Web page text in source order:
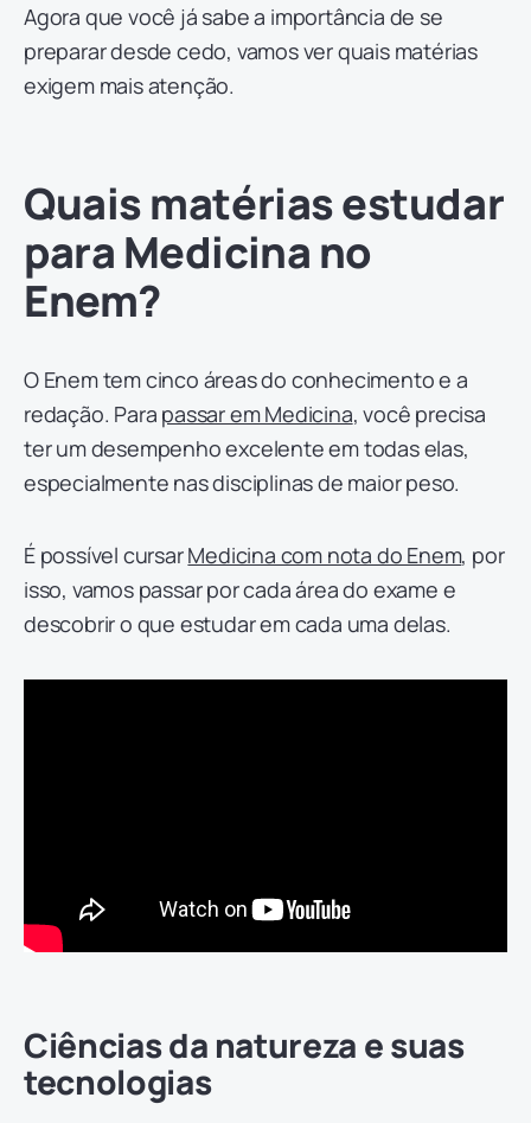
Agora que você já sabe a importância de se
preparar desde cedo, vamos ver quais matérias
exigem mais atenção.
Quais matérias estudar
para Medicina no
Enem?
O Enem tem cinco áreas do conhecimento e a
redação. Para passar em Medicina, você precisa
ter um desempenho excelente em todas elas,
especialmente nas disciplinas de maior peso.
É possível cursarMedicina com nota do Enem, por
isso, vamos passar por cada área do exame e
descobrir o que estudar em cada uma delas.
Ciências da natureza e suas
tecnologias